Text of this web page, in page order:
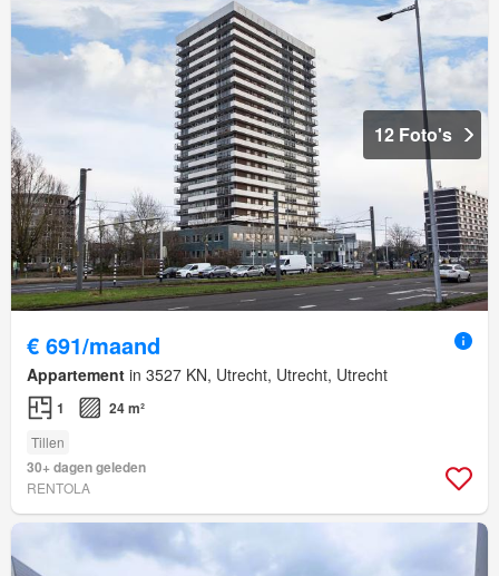
12 Foto's
€ 691/maand
Appartement in 3527 KN, Utrecht, Utrecht, Utrecht
1 24 m²
Tillen
30+ dagen geleden
RENTOLA